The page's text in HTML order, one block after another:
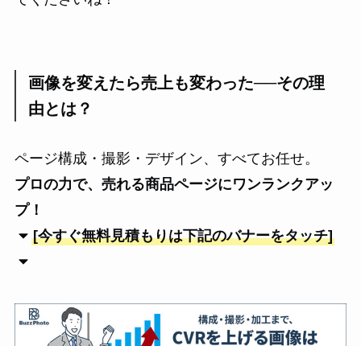
画像を変えたら売上も変わった──その理
由とは？
ページ構成・撮影・デザイン、すべてお任せ。
プロの力で、売れる商品ページにワンランクアッ
プ！
[今すぐ無料見積もりは下記のバナーをタッチ]